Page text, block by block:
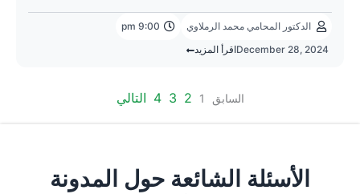
الدكتور المحامي محمد الرملاوي
9:00 pm
December 28, 2024اقرأ المزيد
السابق 1
2
3
4 التالي
الأسئلة الشائعة حول المدونة